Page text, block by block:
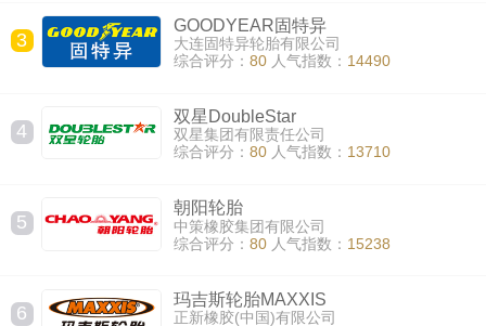
3
GOODYEAR固特异
大连固特异轮胎有限公司
综合评分： 80 人气指数： 14490
4
双星DoubleStar
双星集团有限责任公司
综合评分： 80 人气指数： 13710
5
朝阳轮胎
中策橡胶集团有限公司
综合评分： 80 人气指数： 15238
6
玛吉斯轮胎MAXXIS
正新橡胶(中国)有限公司